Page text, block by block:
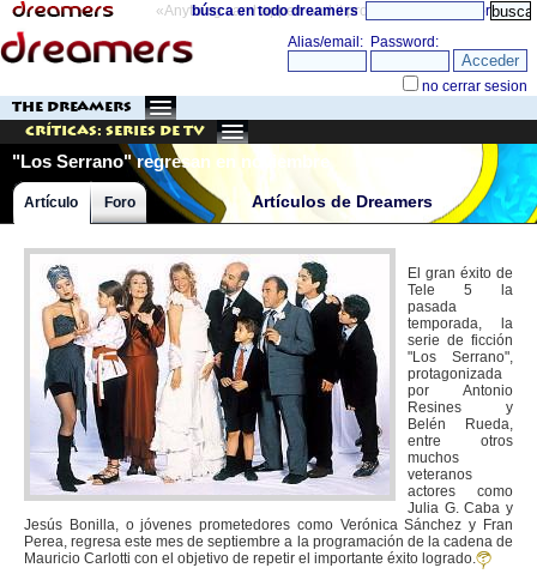
«Anything can happen and it probably will» directorio
búsca en todo dreamers
THE DREAMERS
Críticas: Series de TV
"Los Serrano" regresan en noviembre
Artículos de Dreamers
Artículo Foro
El gran éxito de
Tele 5 la
pasada
temporada, la
serie de ficción
"Los Serrano",
protagonizada
por Antonio
Resines y
Belén Rueda,
entre otros
muchos
veteranos
actores como
Julia G. Caba y
Jesús Bonilla, o jóvenes prometedores como Verónica Sánchez y Fran
Perea, regresa este mes de septiembre a la programación de la cadena de
Mauricio Carlotti con el objetivo de repetir el importante éxito logrado.